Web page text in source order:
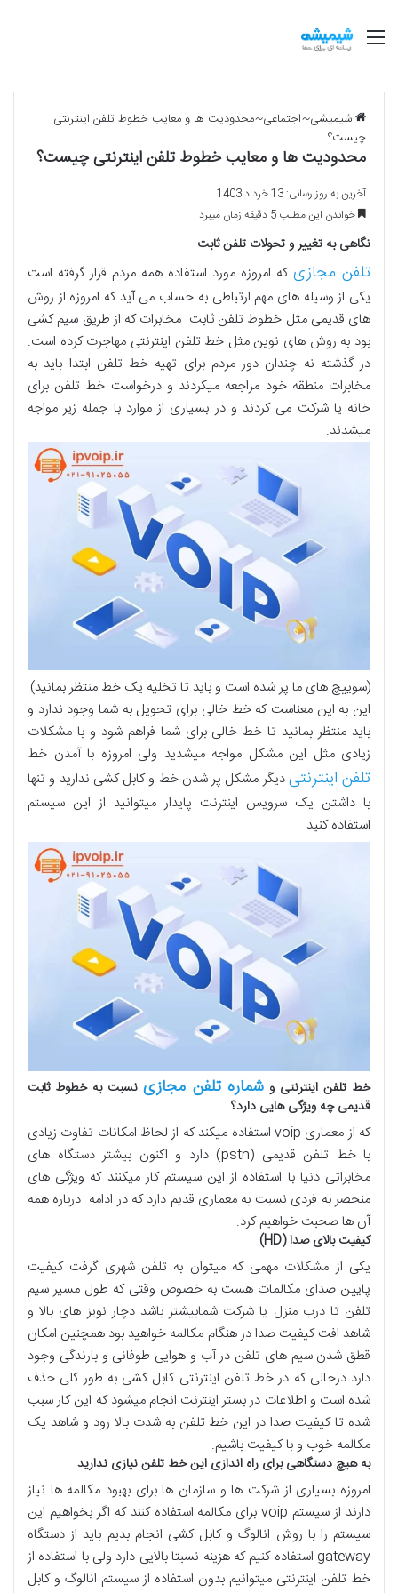
منو
شیمیشی~اجتماعی~محدودیت ها و معایب خطوط تلفن اینترنتی
چیست؟
محدودیت ها و معایب خطوط تلفن اینترنتی چیست؟
آخرین به روز رسانی: 13 خرداد 1403
خواندن این مطلب 5 دقیقه زمان میبرد
نگاهی به تغییر و تحولات تلفن ثابت
تلفن مجازی که امروزه مورد استفاده همه مردم قرار گرفته است
یکی از وسیله های مهم ارتباطی به حساب می آید که امروزه از روش
های قدیمی مثل خطوط تلفن ثابت مخابرات که از طریق سیم کشی
بود به روش های نوین مثل خط تلفن اینترنتی مهاجرت کرده است.
در گذشته نه چندان دور مردم برای تهیه خط تلفن ابتدا باید به
مخابرات منطقه خود مراجعه میکردند و درخواست خط تلفن برای
خانه یا شرکت می کردند و در بسیاری از موارد با جمله زیر مواجه
میشدند.
(سوییچ های ما پر شده است و باید تا تخلیه یک خط منتظر بمانید)
این به این معناست که خط خالی برای تحویل به شما وجود ندارد و
باید منتظر بمانید تا خط خالی برای شما فراهم شود و با مشکلات
زیادی مثل این مشکل مواجه میشدید ولی امروزه با آمدن خط
تلفن اینترنتیدیگر مشکل پر شدن خط و کابل کشی ندارید و تنها
با داشتن یک سرویس اینترنت پایدار میتوانید از این سیستم
استفاده کنید.
خط تلفن اینترنتی وشماره تلفن مجازینسبت به خطوط ثابت
قدیمی چه ویژگی هایی دارد؟
که از معماری voip استفاده میکند که از لحاظ امکانات تفاوت زیادی
با خط تلفن قدیمی (pstn) دارد و اکنون بیشتر دستگاه های
مخابراتی دنیا با استفاده از این سیستم کار میکنند که ویژگی های
منحصر به فردی نسبت به معماری قدیم دارد که در ادامه درباره همه
آن ها صحبت خواهیم کرد.
کیفیت بالای صدا (HD)
یکی از مشکلات مهمی که میتوان به تلفن شهری گرفت کیفیت
پایین صدای مکالمات هست به خصوص وقتی که طول مسیر سیم
تلفن تا درب منزل یا شرکت شمابیشتر باشد دچار نویز های بالا و
شاهد افت کیفیت صدا در هنگام مکالمه خواهید بود همچنین امکان
قطق شدن سیم های تلفن در آب و هوایی طوفانی و بارندگی وجود
دارد درحالی که در خط تلفن اینترنتی کابل کشی به طور کلی حذف
شده است و اطلاعات در بستر اینترنت انجام میشود که این کار سبب
شده تا کیفیت صدا در این خط تلفن به شدت بالا رود و شاهد یک
مکالمه خوب و با کیفیت باشیم.
به هیچ دستگاهی برای راه اندازی این خط تلفن نیازی ندارید
امروزه بسیاری از شرکت ها و سازمان ها برای بهبود مکالمه ها نیاز
دارند از سیستم voip برای مکالمه استفاده کنند که اگر بخواهیم این
سیستم را با روش انالوگ و کابل کشی انجام بدیم باید از دستگاه
gateway استفاده کنیم که هزینه نسبتا بالایی دارد ولی با استفاده از
خط تلفن اینترنتی میتوانیم بدون استفاده از سیستم انالوگ و کابل